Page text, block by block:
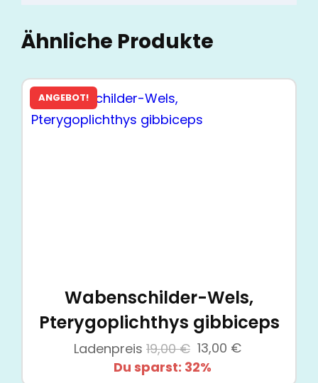
Ähnliche Produkte
ANGEBOT!
Wabenschilder-Wels,
Pterygoplichthys gibbiceps
Ladenpreis 19,00€ Ursprünglicher
Preis
13,00 €
Du sparst: 32%